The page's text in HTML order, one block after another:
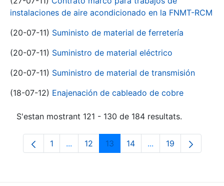
instalaciones de aire acondicionado en la FNMT-RCM
(20-07-11) Suministo de material de ferretería
(20-07-11) Suministro de material eléctrico
(20-07-11) Suministro de material de transmisión
(18-07-12) Enajenación de cableado de cobre
S'estan mostrant 121 - 130 de 184 resultats.
Pàgina
1 ...Pàgines intermèdies Utilitzeu TAB per
Pàgina
12 Pàgina
13 Pàgina
14 ...PàginesPàgina
19